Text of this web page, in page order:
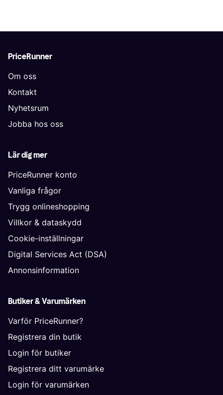
PriceRunner
Om oss
Kontakt
Nyhetsrum
Jobba hos oss
Lär dig mer
PriceRunner konto
Vanliga frågor
Trygg onlineshopping
Villkor & dataskydd
Cookie-inställningar
Digital Services Act (DSA)
Annonsinformation
Butiker & Varumärken
Varför PriceRunner?
Registrera din butik
Login för butiker
Registrera ditt varumärke
Login för varumärken